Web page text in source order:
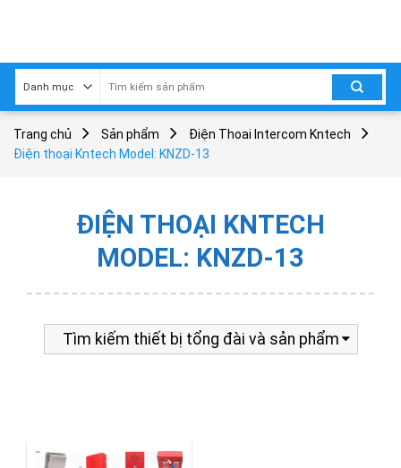
Trang chủ Sản phẩm
Điện Thoai Intercom Kntech
Điện thoại Kntech Model: KNZD-13
ĐIỆN THOẠI KNTECH
MODEL: KNZD-13
Tìm kiếm thiết bị tổng đài và sản phẩm